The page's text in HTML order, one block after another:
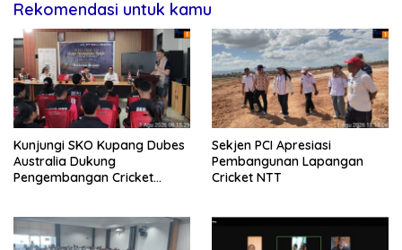
Rekomendasi untuk kamu
Kunjungi SKO Kupang Dubes
Australia Dukung
Pengembangan Cricket
Sekjen PCI Apresiasi
Pembangunan Lapangan
Cricket NTT